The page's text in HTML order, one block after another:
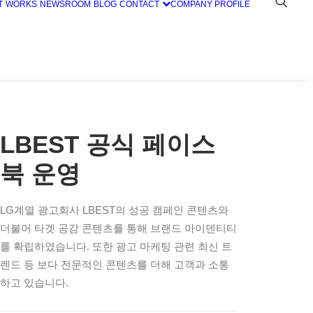
WORKS NEWSROOM BLOG CONTACT COMPANY PROFILE
LBEST 공식 페이스
북 운영
LG계열 광고회사 LBEST의 성공 캠페인 콘텐츠와
더불어 타겟 공감 콘텐츠를 통해 브랜드 아이덴티티
를 확립하였습니다. 또한 광고 마케팅 관련 최신 트
렌드 등 보다 전문적인 콘텐츠를 더해 고객과 소통
하고 있습니다.